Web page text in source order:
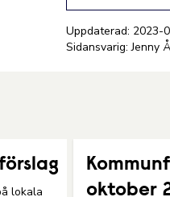
Uppdaterad: 2023-
Sidansvarig: Jenny
lokala
oktober